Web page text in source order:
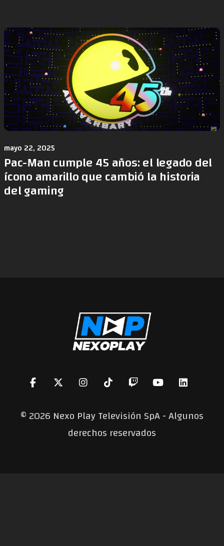
mayo 22, 2025
Pac-Man cumple 45 años: el legado del
ícono amarillo que cambió la historia
del gaming
©2026 Nexo Play Televisión SpA - Algunos
derechos reservados